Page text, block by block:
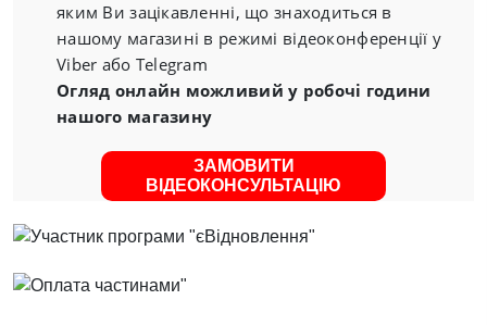
яким Ви зацікавленні, що знаходиться в
нашому магазині в режимі відеоконференції у
Viber або Telegram
Огляд онлайн можливий у робочі години
нашого магазину
ЗАМОВИТИ
ВІДЕОКОНСУЛЬТАЦІЮ